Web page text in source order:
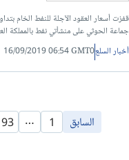
قفزت أسعار العقود الآجلة للنفط الخام
جماعة الحوثي على منشأتي نفط بالمملكة
أخبار السلع16/09/2019 06:54 GMT0
السابق 1
…
93